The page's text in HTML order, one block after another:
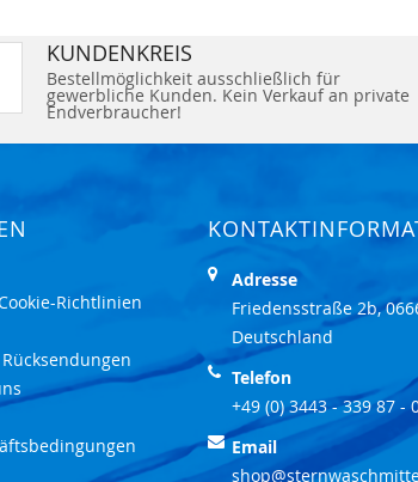
KUNDENKREIS
Bestellmöglichkeit ausschließlich für
gewerbliche Kunden. Kein Verkauf an private
Endverbraucher!
Richtlinien
Adresse
Friedensstraße 2b,
Deutschland
Telefon
+49 (0) 3443 - 339 87 -
Email